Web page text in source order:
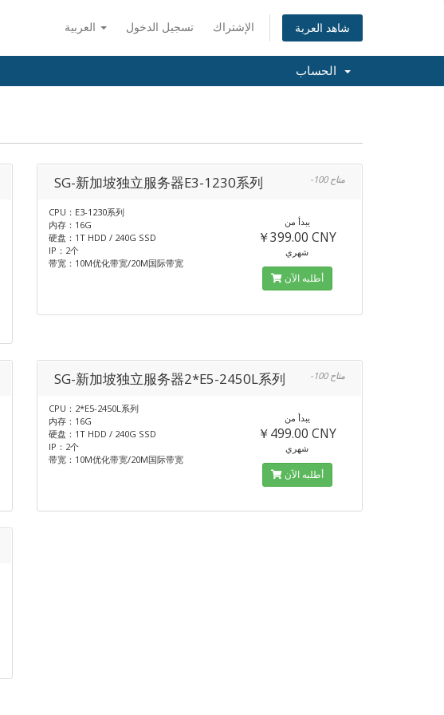
تسجيل الدخول الإشتراك شاهد العربة
SG-新加坡独立服务器E3-1230系列 -100 متاح
CPU：E3-1230系列
内存：16G
硬盘：1T HDD / 240G SSD
IP：2个
带宽：10M优化带宽/20M国际带宽
يبدأ من
￥399.00 CNY
شهري
أطلبه الآن
SG-新加坡独立服务器2*E5-2450L系列 -100 متاح
CPU：2*E5-2450L系列
内存：16G
硬盘：1T HDD / 240G SSD
IP：2个
带宽：10M优化带宽/20M国际带宽
يبدأ من
￥499.00 CNY
شهري
أطلبه الآن